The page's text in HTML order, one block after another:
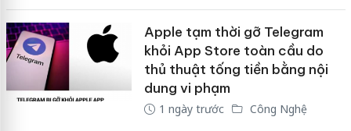
Apple tạm thời gỡ Telegram
khỏi App Store toàn cầu do
thủ thuật tống tiền bằng nội
dung vi phạm
1 ngày trước Công Nghệ